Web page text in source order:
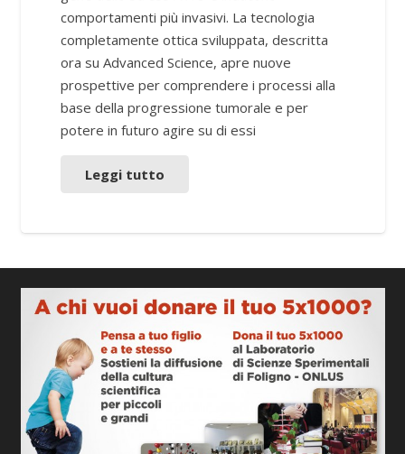
comportamenti più invasivi. La tecnologia
completamente ottica sviluppata, descritta
ora su Advanced Science, apre nuove
prospettive per comprendere i processi alla
base della progressione tumorale e per
potere in futuro agire su di essi
Leggi tutto